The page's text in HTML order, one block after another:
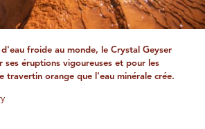
froide au monde, le Crystal Geyser
éruptions vigoureuses et pour les
travertin orange que l'eau minérale crée.